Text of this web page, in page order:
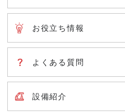
お役立ち情報
よくある質問
設備紹介